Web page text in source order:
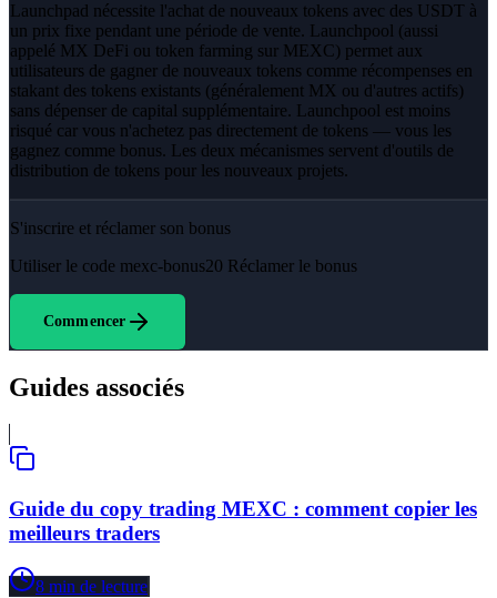
Launchpad nécessite l'achat de nouveaux tokens avec des USDT à
un prix fixe pendant une période de vente. Launchpool (aussi
appelé MX DeFi ou token farming sur MEXC) permet aux
utilisateurs de gagner de nouveaux tokens comme récompenses en
stakant des tokens existants (généralement MX ou d'autres actifs)
sans dépenser de capital supplémentaire. Launchpool est moins
risqué car vous n'achetez pas directement de tokens — vous les
gagnez comme bonus. Les deux mécanismes servent d'outils de
distribution de tokens pour les nouveaux projets.
S'inscrire et réclamer son bonus
Utiliser le code mexc-bonus20 Réclamer le bonus
Commencer
Guides associés
Guide du copy trading MEXC : comment copier les
meilleurs traders
8 min de lecture